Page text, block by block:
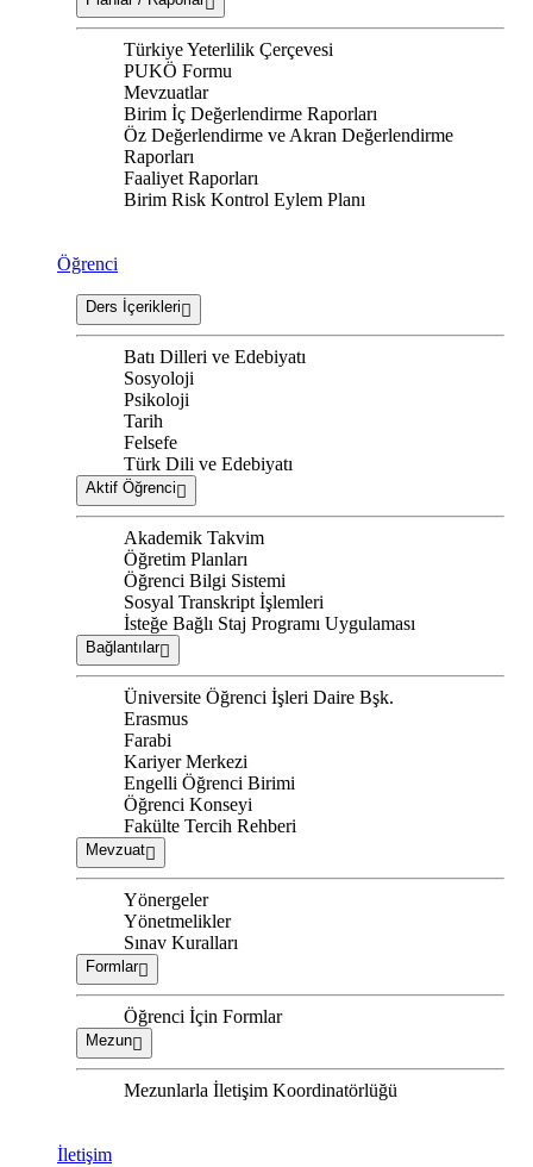
Türkiye Yeterlilik Çerçevesi
PUKÖ Formu
Mevzuatlar
Birim İç Değerlendirme Raporları
Öz Değerlendirme ve Akran Değerlendirme
Raporları
Faaliyet Raporları
Birim Risk Kontrol Eylem Planı
Öğrenci
Ders İçerikleri
Batı Dilleri ve Edebiyatı
Sosyoloji
Psikoloji
Tarih
Felsefe
Türk Dili ve Edebiyatı
Aktif Öğrenci
Akademik Takvim
Öğretim Planları
Öğrenci Bilgi Sistemi
Sosyal Transkript İşlemleri
İsteğe Bağlı Staj Programı Uygulaması
Bağlantılar
Üniversite Öğrenci İşleri Daire Bşk.
Erasmus
Farabi
Kariyer Merkezi
Engelli Öğrenci Birimi
Öğrenci Konseyi
Fakülte Tercih Rehberi
Mevzuat
Yönergeler
Yönetmelikler
Sınav Kuralları
Formlar
Öğrenci İçin Formlar
Mezun
Mezunlarla İletişim Koordinatörlüğü
İletişim